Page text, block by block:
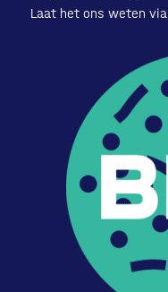
Laat het ons weten via